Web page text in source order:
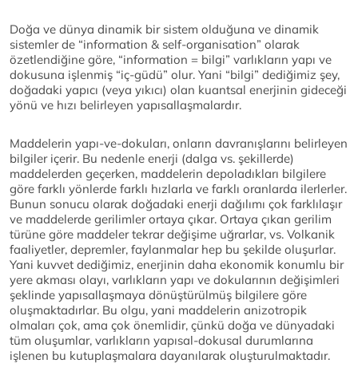
Doğa ve dünya dinamik bir sistem olduğuna ve dinamik
sistemler de “information & self-organisation” olarak
özetlendiğine göre, “information = bilgi” varlıkların yapı ve
dokusuna işlenmiş “iç-güdü” olur. Yani “bilgi” dediğimiz şey,
doğadaki yapıcı (veya yıkıcı) olan kuantsal enerjinin gideceği
yönü ve hızı belirleyen yapısallaşmalardır.
Maddelerin yapı-ve-dokuları, onların davranışlarını belirleyen
bilgiler içerir. Bu nedenle enerji (dalga vs. şekillerde)
maddelerden geçerken, maddelerin depoladıkları bilgilere
göre farklı yönlerde farklı hızlarla ve farklı oranlarda ilerlerler.
Bunun sonucu olarak doğadaki enerji dağılımı çok farklılaşır
ve maddelerde gerilimler ortaya çıkar. Ortaya çıkan gerilim
türüne göre maddeler tekrar değişime uğrarlar, vs. Volkanik
faaliyetler, depremler, faylanmalar hep bu şekilde oluşurlar.
Yani kuvvet dediğimiz, enerjinin daha ekonomik konumlu bir
yere akması olayı, varlıkların yapı ve dokularının değişimleri
şeklinde yapısallaşmaya dönüştürülmüş bilgilere göre
oluşmaktadırlar. Bu olgu, yani maddelerin anizotropik
olmaları çok, ama çok önemlidir, çünkü doğa ve dünyadaki
tüm oluşumlar, varlıkların yapısal-dokusal durumlarına
işlenen bu kutuplaşmalara dayanılarak oluşturulmaktadır.